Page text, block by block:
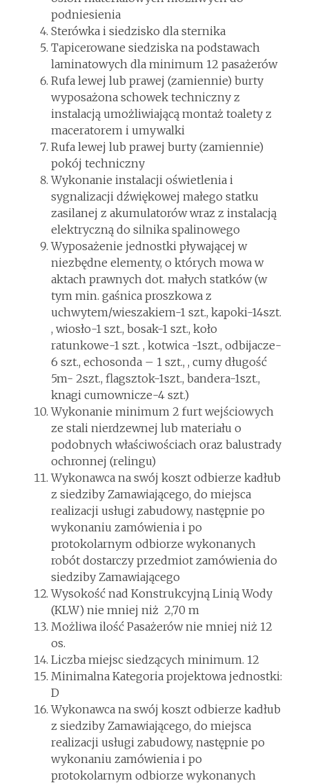
podniesienia
Sterówka i siedzisko dla sternika
Tapicerowane siedziska na podstawach
laminatowych dla minimum 12 pasażerów
Rufa lewej lub prawej (zamiennie) burty
wyposażona schowek techniczny z
instalacją umożliwiającą montaż toalety z
maceratorem i umywalki
Rufa lewej lub prawej burty (zamiennie)
pokój techniczny
Wykonanie instalacji oświetlenia i
sygnalizacji dźwiękowej małego statku
zasilanej z akumulatorów wraz z instalacją
elektryczną do silnika spalinowego
Wyposażenie jednostki pływającej w
niezbędne elementy, o których mowa w
aktach prawnych dot. małych statków (w
tym min. gaśnica proszkowa z
uchwytem/wieszakiem-1 szt., kapoki-14szt.
, wiosło-1 szt., bosak-1 szt., koło
ratunkowe-1 szt. , kotwica -1szt., odbijacze-
6 szt., echosonda – 1 szt., , cumy długość
5m- 2szt., flagsztok-1szt., bandera-1szt.,
knagi cumownicze-4 szt.)
Wykonanie minimum 2 furt wejściowych
ze stali nierdzewnej lub materiału o
podobnych właściwościach oraz balustrady
ochronnej (relingu)
Wykonawca na swój koszt odbierze kadłub
z siedziby Zamawiającego, do miejsca
realizacji usługi zabudowy, następnie po
wykonaniu zamówienia i po
protokolarnym odbiorze wykonanych
robót dostarczy przedmiot zamówienia do
siedziby Zamawiającego
Wysokość nad Konstrukcyjną Linią Wody
(KLW) nie mniej niż 2,70 m
Możliwa ilość Pasażerów nie mniej niż 12
os.
Liczba miejsc siedzących minimum. 12
Minimalna Kategoria projektowa jednostki:
D
Wykonawca na swój koszt odbierze kadłub
z siedziby Zamawiającego, do miejsca
realizacji usługi zabudowy, następnie po
wykonaniu zamówienia i po
protokolarnym odbiorze wykonanych